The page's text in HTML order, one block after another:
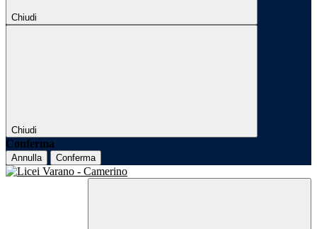
Chiudi
Chiudi
Conferma
Annulla Conferma